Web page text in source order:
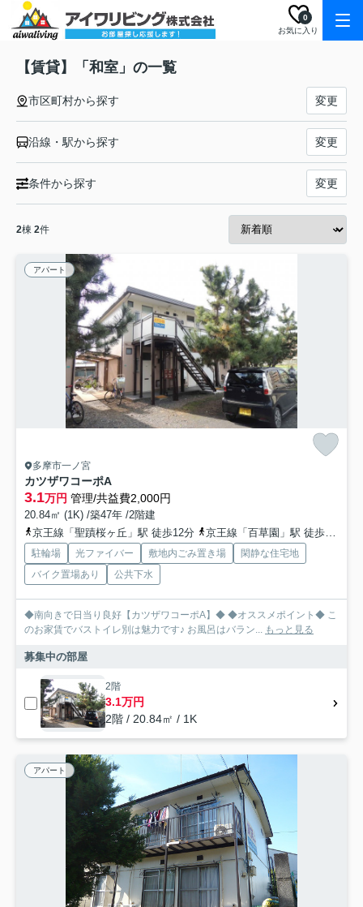
お気に入り
0
【賃貸】「和室」の一覧
市区町村から探す 変更
沿線・駅から探す 変更
条件から探す 変更
2棟 2件
アパート
多摩市一ノ宮
カツザワコーポA
3.1万円 管理/共益費2,000円
20.84㎡ (1K) /築47年 /2階建
京王線「聖蹟桜ヶ丘」駅 徒歩12分
京王線「百草園」駅 徒歩20分
駐輪場 光ファイバー 敷地内ごみ置き場
閑静な住宅地
バイク置場あり
公共下水
◆南向きで日当り良好【カツザワコーポA】◆ ◆オススメポイント◆ こ
のお家賃でバストイレ別は魅力です♪ お風呂はバラン... もっと見る
募集中の部屋
2階
3.1万円
2階 / 20.84㎡ / 1K
アパート